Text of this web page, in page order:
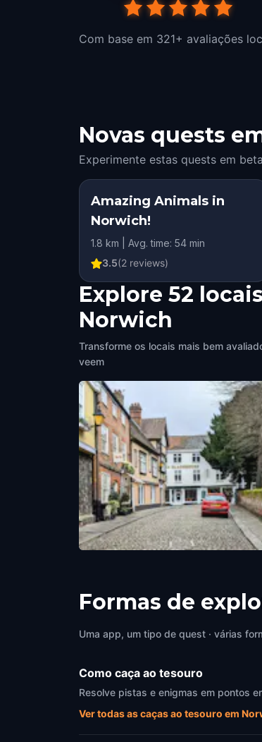
Com base em 321+ avaliações
Novas quests
Experimente estas quests em
Amazing Animals in
Norwich!
1.8 km | Avg. time: 54 min
3.5(2 reviews)
Explore 52
Norwich
Transforme os locais mais bem
veem
Formas de
Uma app, um tipo de quest · várias
Como caça ao tesouro
Resolve pistas e enigmas em pontos
Ver todas as caças ao tesouro em